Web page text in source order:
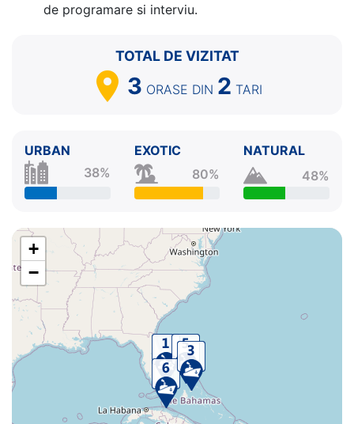
de programare si interviu.
TOTAL DE VIZITAT
3 ORASE DIN 2 TARI
URBAN
38%
EXOTIC
80%
NATURAL
48%
+
−